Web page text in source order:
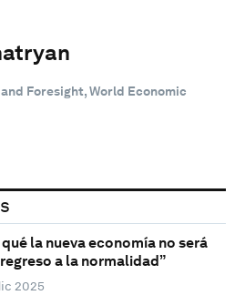
Foresight, World Economic
qué la nueva economía no será
a la normalidad”
2025